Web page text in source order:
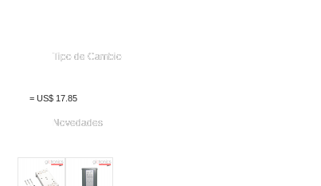
Tipo de Cambio
= US$17.85
Novedades